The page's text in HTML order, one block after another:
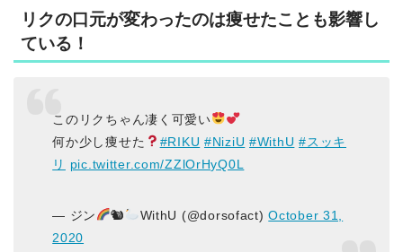
リクの口元が変わったのは痩せたことも影響し
ている！
このリクちゃん凄く可愛い
何か少し痩せた
#RIKU #NiziU #WithU #スッキ
リ
pic.twitter.com/ZZlOrHyQ0L
— ジン 🐿 WithU (@dorsofact)October 31,
2020